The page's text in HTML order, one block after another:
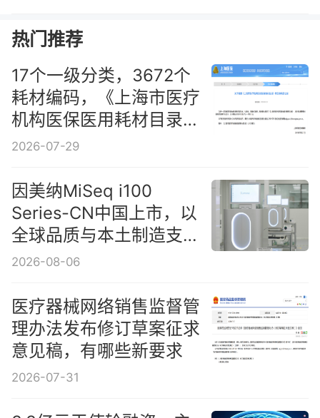
热门推荐
17个一级分类，3672个
耗材编码，《上海市医疗
机构医保医用耗材目录》
公示
2026-07-29
因美纳MiSeq i100
Series-CN中国上市，以
全球品质与本土制造支持
中国客户测序能力建设
2026-08-06
医疗器械网络销售监督管
理办法发布修订草案征求
意见稿，有哪些新要求
2026-07-31